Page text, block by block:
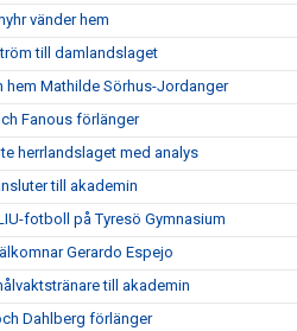
vänder hem
till damlandslaget
hem Mathilde Sörhus-Jordanger
Fanous förlänger
herrlandslaget med analys
till akademin
fotboll på Tyresö Gymnasium
Gerardo Espejo
till akademin
Dahlberg förlänger